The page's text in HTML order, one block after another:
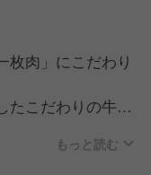
枚肉」にこだわり
たこだわりの牛カ
もっと読む